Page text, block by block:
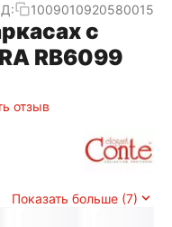
1009010920580015
с
RB6099
отзыв
Показать больше (7)